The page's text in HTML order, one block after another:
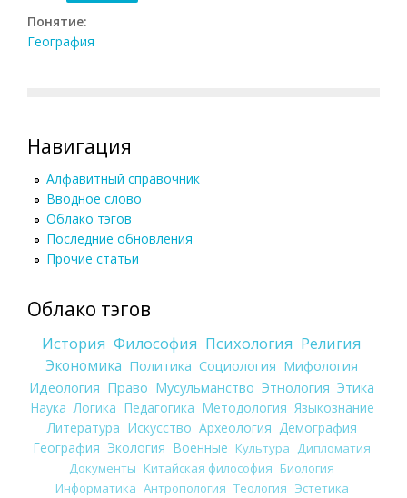
Понятие:
География
Навигация
Алфавитный справочник
Вводное слово
Облако тэгов
Последние обновления
Прочие статьи
Облако тэгов
История Философия Психология Религия
Экономика Политика Социология Мифология
Идеология Право Мусульманство Этнология Этика
Наука Логика Педагогика Методология Языкознание
Литература Искусство Археология Демография
География Экология Военные Культура
Дипломатия
Документы Китайская философия Биология
Информатика Антропология Теология Эстетика